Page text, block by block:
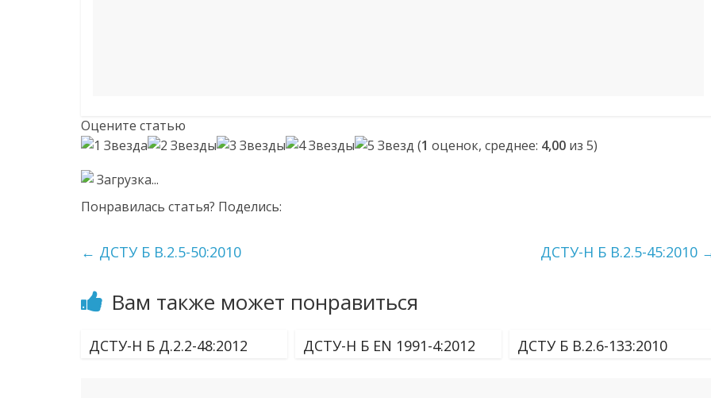
Оцените статью
(1 оценок, среднее: 4,00 из 5)
Загрузка...
Понравилась статья? Поделись:
← ДСТУ Б В.2.5-50:2010 ДСТУ-Н Б В.2.5-45:2010
Вам также может понравиться
ДСТУ-Н Б Д.2.2-48:2012 ДСТУ-Н Б EN 1991-4:2012 ДСТУ Б В.2.6-133:2010